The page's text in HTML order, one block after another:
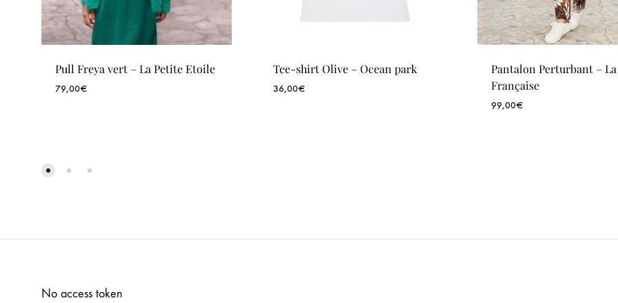
Pull Freya vert – La Petite Etoile
79,00€
Tee-shirt Olive – Ocean park
36,00€
Pantalon Perturbant –
Française
99,00€
No access token